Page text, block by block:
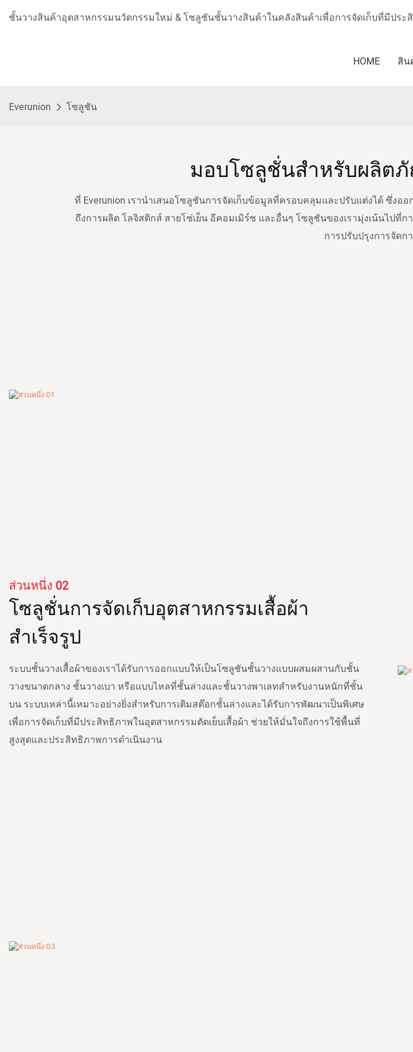
ชั้นวางสินค้าอุตสาหกรรมนวัตกรรมใหม่ & โซลูชันชั้นวางสินค้าในคลังสินค้าเพื่อการจัดเก็บที่มีประสิ
HOME สิน
Everunion โซลูชัน
มอบโซลูชั่นสำหรับผลิ
ที่ Everunion เรานำเสนอโซลูชันการจัดเก็บข้อมูลที่ครอบคลุมและปรับแต่งได้ ซึ่ง
ถึงการผลิต โลจิสติกส์ สายโซ่เย็น อีคอมเมิร์ซ และอื่นๆ โซลูชันของเรามุ่งเน้นไป
การปรับปรุงการจัดก
ส่วนหนึ่ง 02
โซลูชั่นการจัดเก็บอุตสาหกรรมเสื้อผ้า
สำเร็จรูป
ระบบชั้นวางเสื้อผ้าของเราได้รับการออกแบบให้เป็นโซลูชันชั้นวางแบบผสมผสานกับชั้น
วางขนาดกลาง ชั้นวางเบา หรือแบบไหลที่ชั้นล่างและชั้นวางพาเลทสำหรับงานหนักที่ชั้น
บน ระบบเหล่านี้เหมาะอย่างยิ่งสำหรับการเติมสต๊อกชั้นล่างและได้รับการพัฒนาเป็นพิเศษ
เพื่อการจัดเก็บที่มีประสิทธิภาพในอุตสาหกรรมตัดเย็บเสื้อผ้า ช่วยให้มั่นใจถึงการใช้พื้นที่
สูงสุดและประสิทธิภาพการดำเนินงาน